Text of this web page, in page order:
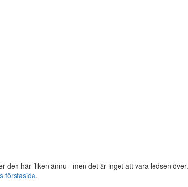
den här fliken ännu - men det är inget att vara ledsen över.
förstasida.